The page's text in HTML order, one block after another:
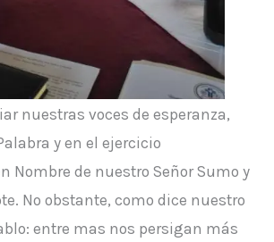
nuestras voces de esperanza,
y en el ejercicio
Nombre de nuestro Señor Sumo y
No obstante, como dice nuestro
entre mas nos persigan más